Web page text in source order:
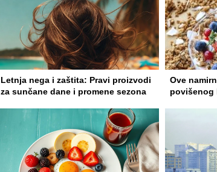
Letnja nega i zaštita: Pravi proizvodi
za sunčane dane i promene sezona
Ove
povišenog